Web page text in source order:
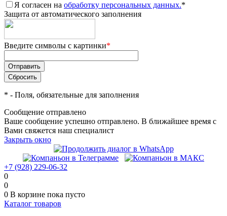
Я согласен на обработку персональных данных.*
Защита от автоматического заполнения
Введите символы с картинки*
* - Поля, обязательные для заполнения
Сообщение отправлено
Ваше сообщение успешно отправлено. В ближайшее время с
Вами свяжется наш специалист
Закрыть окно
+7 (928) 229-06-32
0
0
0 В корзине пока пусто
Каталог товаров